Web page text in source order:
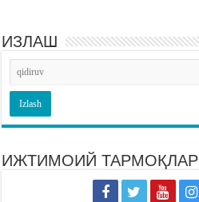
ИЗЛАШ
ИЖТИМОИЙ ТАРМОҚЛАР